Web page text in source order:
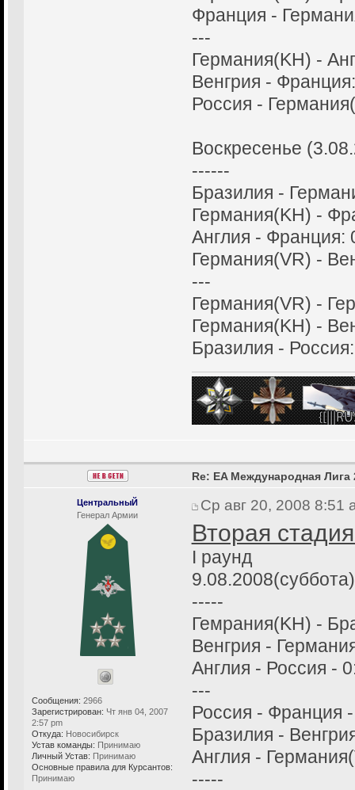
Франция -
---
Германия(KH) -
Венгрия -
Россия -
Воскресенье
------
Бразилия -
Германия(KH) -
Англия - Франция:
Германия(VR) -
---
Германия(VR) -
Германия(KH) -
Бразилия -
ЦентральныЙ
Генерал Армии
Сообщения: 2966
Зарегистрирован: Чт янв 04, 2007
2:57 pm
Откуда: Новосибирск
Устав команды: Принимаю
Личный Устав: Принимаю
Основные правила для Курсантов:
Принимаю
Re: EA Международная Лига
Ср авг 20, 2008 8:51
Вторая
I раунд
-----
Гемрания(KH) -
Венгрия -
Англия - Россия -
---
Россия - Франция
Бразилия -
Англия -
-----